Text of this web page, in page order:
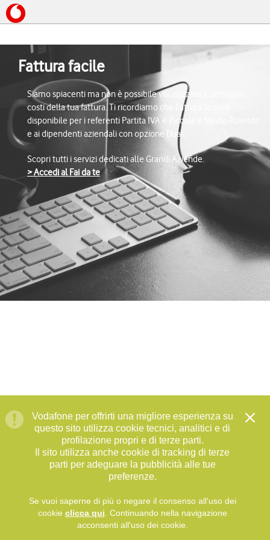
Vodafone per offrirti una migliore esperienza su
questo sito utilizza cookie tecnici, analitici e di
profilazione propri e di terze parti.
Il sito utilizza anche cookie di tracking di terze
parti per adeguare la pubblicità alle tue
preferenze.
Se vuoi saperne di più o negare il consenso all'uso dei
cookie clicca qui . Continuando nella navigazione
acconsenti all'uso dei cookie.
Fattura facile
Siamo spiacenti ma non è possibile visualizzare il dettaglio
costi della tua fattura. Ti ricordiamo che Fattura facile è
disponibile per i referenti Partita IVA e Piccole e Medie Aziende
e ai dipendenti aziendali con opzione Dual.
Scopri tutti i servizi dedicati alle Grandi Aziende.
> Accedi al Fai da te